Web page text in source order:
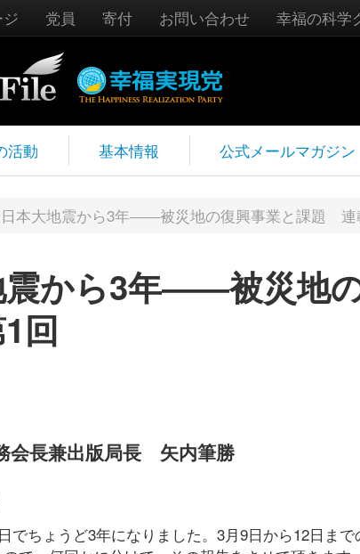
党員 寄付 お問い合わせ 幸福の科学
活動 基本情報 公式メールマガジン
本大地震から3年――被災地の復興事業と課題 連
震から3年――被災地
回
長兼出版局長 矢内筆勝
でちょうど3年になりました。3月9日から12日ま